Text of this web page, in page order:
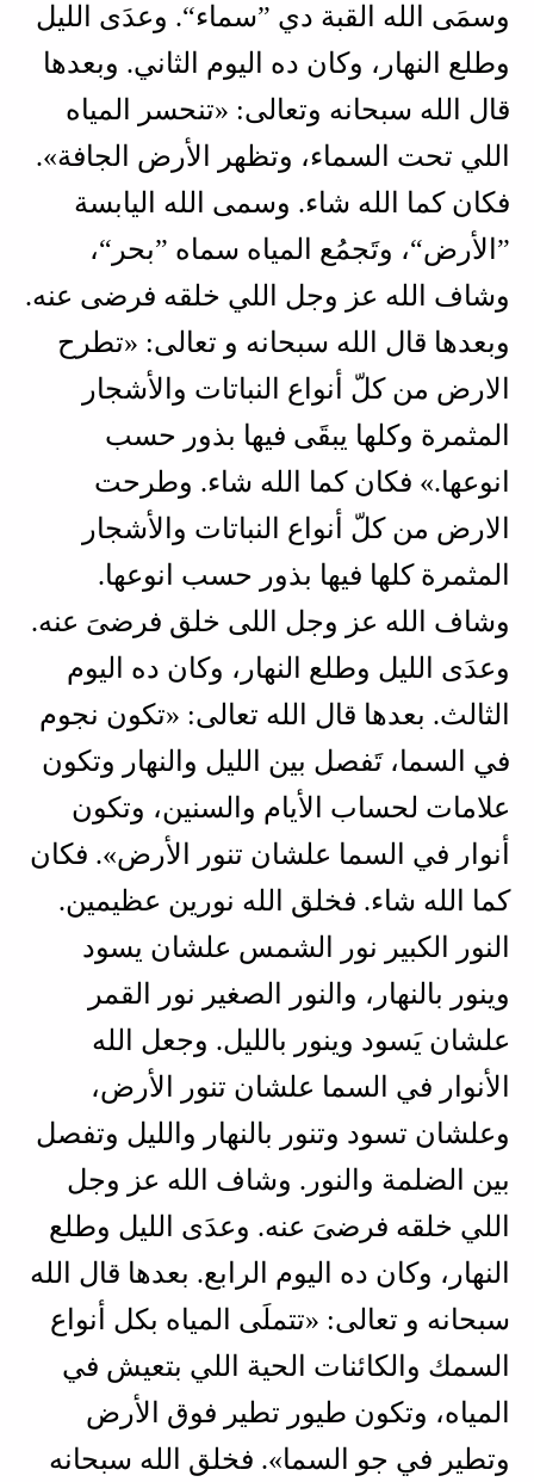
وسمَى الله القبة دي ”سماء“. وعدَى الليل
وطلع النهار، وكان ده اليوم الثاني. وبعدها
قال الله سبحانه وتعالى: «تنحسر المياه
اللي تحت السماء، وتظهر الأرض الجافة».
فكان كما الله شاء. وسمى الله اليابسة
”الأرض“، وتَجمُع المياه سماه ”بحر“،
وشاف الله عز وجل اللي خلقه فرضى عنه.
وبعدها قال الله سبحانه و تعالى: «تطرح
الارض من كلّ أنواع النباتات والأشجار
المثمرة وكلها يبقَى فيها بذور حسب
انوعها.» فكان كما الله شاء. وطرحت
الارض من كلّ أنواع النباتات والأشجار
المثمرة كلها فيها بذور حسب انوعها.
وشاف الله عز وجل اللى خلق فرضىَ عنه.
وعدَى الليل وطلع النهار، وكان ده اليوم
الثالث. بعدها قال الله تعالى: «تكون نجوم
في السما، تَفصل بين الليل والنهار وتكون
علامات لحساب الأيام والسنين، وتكون
أنوار في السما علشان تنور الأرض». فكان
كما الله شاء. فخلق الله نورين عظيمين.
النور الكبير نور الشمس علشان يسود
وينور بالنهار، والنور الصغير نور القمر
علشان يَسود وينور بالليل. وجعل الله
الأنوار في السما علشان تنور الأرض،
وعلشان تسود وتنور بالنهار والليل وتفصل
بين الضلمة والنور. وشاف الله عز وجل
اللي خلقه فرضىَ عنه. وعدَى الليل وطلع
النهار، وكان ده اليوم الرابع. بعدها قال الله
سبحانه و تعالى: «تتملَى المياه بكل أنواع
السمك والكائنات الحية اللي بتعيش في
المياه، وتكون طيور تطير فوق الأرض
وتطير في جو السما». فخلق الله سبحانه